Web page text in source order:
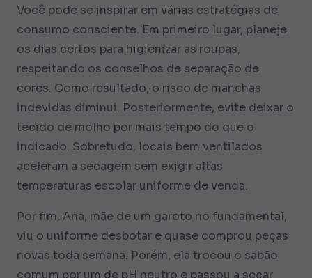
Você pode se inspirar em várias estratégias de
consumo consciente. Em primeiro lugar, planeje
os dias certos para higienizar as roupas,
respeitando os conselhos de separação de
cores. Como resultado, o risco de manchas
indevidas diminui. Posteriormente, evite deixar o
tecido de molho por mais tempo do que o
indicado. Sobretudo, locais bem ventilados
aceleram a secagem sem exigir altas
temperaturas escolar uniforme de venda.
Por fim, Ana, mãe de um garoto no fundamental,
viu o uniforme desbotar e quase comprou peças
novas toda semana. Porém, ela trocou o sabão
comum por um de pH neutro e passou a secar